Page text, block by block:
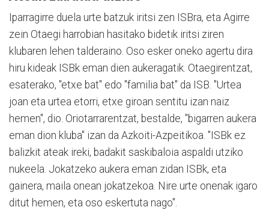
Iparragirre duela urte batzuk iritsi zen ISBra, eta Agirre
zein Otaegi harrobian hasitako bidetik iritsi ziren
klubaren lehen talderaino. Oso esker oneko agertu dira
hiru kideak ISBk eman dien aukeragatik. Otaegirentzat,
esaterako, "etxe bat" edo "familia bat" da ISB. "Urtea
joan eta urtea etorri, etxe giroan sentitu izan naiz
hemen", dio. Oriotarrarentzat, bestalde, "bigarren aukera
eman dion kluba" izan da Azkoiti-Azpeitikoa. "ISBk ez
balizkit ateak ireki, badakit saskibaloia aspaldi utziko
nukeela. Jokatzeko aukera eman zidan ISBk, eta
gainera, maila onean jokatzekoa. Nire urte onenak igaro
ditut hemen, eta oso eskertuta nago".